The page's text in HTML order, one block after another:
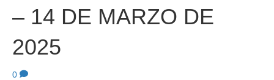
– 14 DE MARZO DE
2025
0